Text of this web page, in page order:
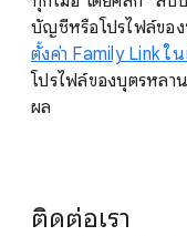
บัญชีหรือโปรไฟล์ขอ
ตั้งค่า Family Link ใน
โปรไฟล์ของบุตรหลา
ผล
ติดต่อเรา